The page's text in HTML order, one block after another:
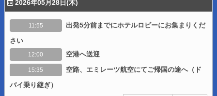
2026年05月28日(木)
11:55
出発5分前までにホテルロビーにお集まりくだ
さい
12:00 空港へ送迎
15:35
空路、エミレーツ航空にてご帰国の途へ（ド
バイ乗り継ぎ）